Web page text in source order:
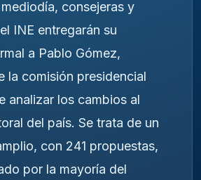
consejeras y
INE entregarán su
a Pablo Gómez,
la comisión presidencial
analizar los cambios al
del país. Se trata de un
con 241 propuestas,
por la mayoría del